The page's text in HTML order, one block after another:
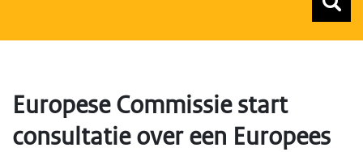
Europese Commissie start
consultatie over een Europees